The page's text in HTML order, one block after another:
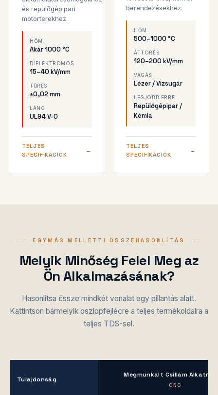
és repülőgépipari
motorterekhez.
HŐM.
Akár 1000 °C
DIELEKTROMOS
15–40 kV/mm
TŰRÉS
±0,02 mm
LÁNG
UL94 V-0
TELJES
SPECIFIKÁCIÓK
berendezésekhez.
HŐM.
500–1000 °C
ÁTTÖRÉS
120–200 kV/mm
VÁGÁS
Lézer / Vízsugár
LEGJOBB ERRE
Repülőgépipar /
Kémia
TELJES
SPECIFIKÁCIÓK
EGYMÁS MELLETTI ÖSSZEHASONLÍTÁS
Melyik Minőség Felel Meg az
Ön Alkalmazásának?
Hasonlítsa össze mindkét vonalat egy pillantás alatt.
Kattintson bármelyik oszlopfejlécre a teljes termékoldalra a
teljes TDS-sel.
Tulajdonság
Megmunkált Csillám
CNC